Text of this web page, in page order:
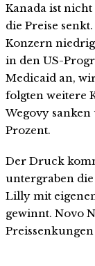
Kanada ist
die Preise
Konzern
in den US-
Medicaid an,
folgten weitere
Wegovy
Prozent.
Der Druck
untergraben
Lilly mit
gewinnt. Novo